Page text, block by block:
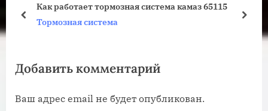
щ
з
п
з
п
Как работает тормозная система камаз 65115
Тормозная система
пред
Добавить комментарий
Ваш адрес email не будет опубликован.